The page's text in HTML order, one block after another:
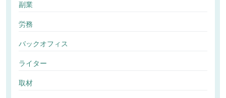
副業
労務
バックオフィス
ライター
取材